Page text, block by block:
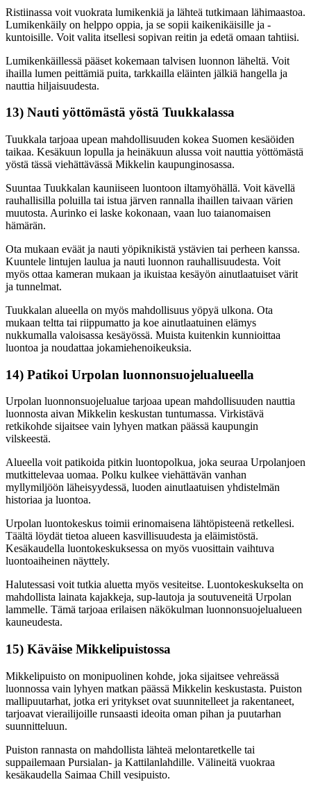
Ristiinassa voit vuokrata lumikenkiä ja lähteä tutkimaan lähimaastoa.
Lumikenkäily on helppo oppia, ja se sopii kaikenikäisille ja -
kuntoisille. Voit valita itsellesi sopivan reitin ja edetä omaan tahtiisi.
Lumikenkäillessä pääset kokemaan talvisen luonnon läheltä. Voit
ihailla lumen peittämiä puita, tarkkailla eläinten jälkiä hangella ja
nauttia hiljaisuudesta.
13) Nauti yöttömästä yöstä Tuukkalassa
Tuukkala tarjoaa upean mahdollisuuden kokea Suomen kesäöiden
taikaa. Kesäkuun lopulla ja heinäkuun alussa voit nauttia yöttömästä
yöstä tässä viehättävässä Mikkelin kaupunginosassa.
Suuntaa Tuukkalan kauniiseen luontoon iltamyöhällä. Voit kävellä
rauhallisilla poluilla tai istua järven rannalla ihaillen taivaan värien
muutosta. Aurinko ei laske kokonaan, vaan luo taianomaisen
hämärän.
Ota mukaan eväät ja nauti yöpiknikistä ystävien tai perheen kanssa.
Kuuntele lintujen laulua ja nauti luonnon rauhallisuudesta. Voit
myös ottaa kameran mukaan ja ikuistaa kesäyön ainutlaatuiset värit
ja tunnelmat.
Tuukkalan alueella on myös mahdollisuus yöpyä ulkona. Ota
mukaan teltta tai riippumatto ja koe ainutlaatuinen elämys
nukkumalla valoisassa kesäyössä. Muista kuitenkin kunnioittaa
luontoa ja noudattaa jokamiehenoikeuksia.
14) Patikoi Urpolan luonnonsuojelualueella
Urpolan luonnonsuojelualue tarjoaa upean mahdollisuuden nauttia
luonnosta aivan Mikkelin keskustan tuntumassa. Virkistävä
retkikohde sijaitsee vain lyhyen matkan päässä kaupungin
vilskeestä.
Alueella voit patikoida pitkin luontopolkua, joka seuraa Urpolanjoen
mutkittelevaa uomaa. Polku kulkee viehättävän vanhan
myllymiljöön läheisyydessä, luoden ainutlaatuisen yhdistelmän
historiaa ja luontoa.
Urpolan luontokeskus toimii erinomaisena lähtöpisteenä retkellesi.
Täältä löydät tietoa alueen kasvillisuudesta ja eläimistöstä.
Kesäkaudella luontokeskuksessa on myös vuosittain vaihtuva
luontoaiheinen näyttely.
Halutessasi voit tutkia aluetta myös vesiteitse. Luontokeskukselta on
mahdollista lainata kajakkeja, sup-lautoja ja soutuveneitä Urpolan
lammelle. Tämä tarjoaa erilaisen näkökulman luonnonsuojelualueen
kauneudesta.
15) Käväise Mikkelipuistossa
Mikkelipuisto on monipuolinen kohde, joka sijaitsee vehreässä
luonnossa vain lyhyen matkan päässä Mikkelin keskustasta. Puiston
mallipuutarhat, jotka eri yritykset ovat suunnitelleet ja rakentaneet,
tarjoavat vierailijoille runsaasti ideoita oman pihan ja puutarhan
suunnitteluun.
Puiston rannasta on mahdollista lähteä melontaretkelle tai
suppailemaan Pursialan- ja Kattilanlahdille. Välineitä vuokraa
kesäkaudella Saimaa Chill vesipuisto.